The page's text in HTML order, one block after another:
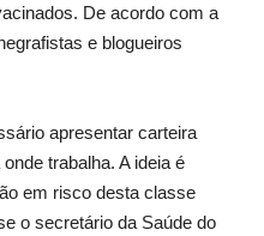
De acordo com a
e blogueiros
apresentar carteira
trabalha. A ideia é
em risco desta classe
o secretário da Saúde do